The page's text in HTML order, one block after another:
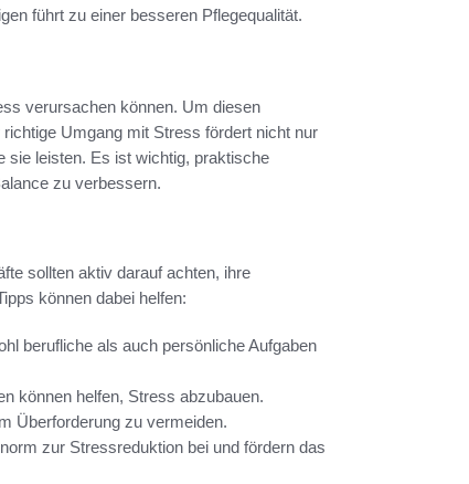
führt zu einer besseren Pflegequalität.
verursachen können. Um diesen
Umgang mit Stress fördert nicht nur
sie leisten. Es ist wichtig, praktische
zu verbessern.
sollten aktiv darauf achten, ihre
können dabei helfen:
berufliche als auch persönliche Aufgaben
können helfen, Stress abzubauen.
Überforderung zu vermeiden.
zur Stressreduktion bei und fördern das